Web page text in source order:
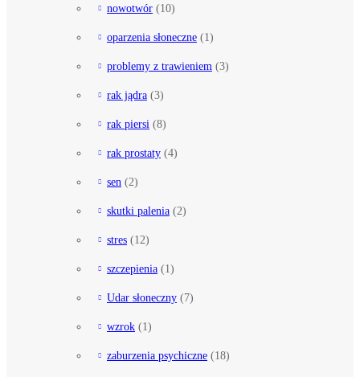
nowotwór (10)
oparzenia słoneczne (1)
problemy z trawieniem (3)
rak jądra (3)
rak piersi (8)
rak prostaty (4)
sen (2)
skutki palenia (2)
stres (12)
szczepienia (1)
Udar słoneczny (7)
wzrok (1)
zaburzenia psychiczne (18)